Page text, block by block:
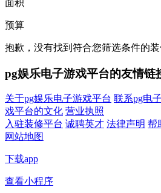
面积
预算
抱歉，没有找到符合您筛选条件的
pg娱乐电子游戏平台的友情链
关于pg娱乐电子游戏平台 联系pg电
戏平台的文化 营业执照
入驻装修平台 诚聘英才 法律声明 帮
网站地图
下载app
查看小程序